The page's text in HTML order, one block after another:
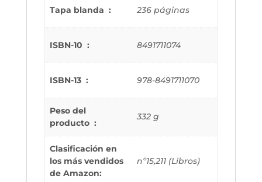
Tapa blanda ‏ : ‎ 236 páginas
ISBN-10 ‏ : ‎ 8491711074
ISBN-13 ‏ : ‎ 978-8491711070
Peso del
producto ‏ : ‎
332 g
Clasificación en
los más vendidos
de Amazon:
nº15,211 (Libros)